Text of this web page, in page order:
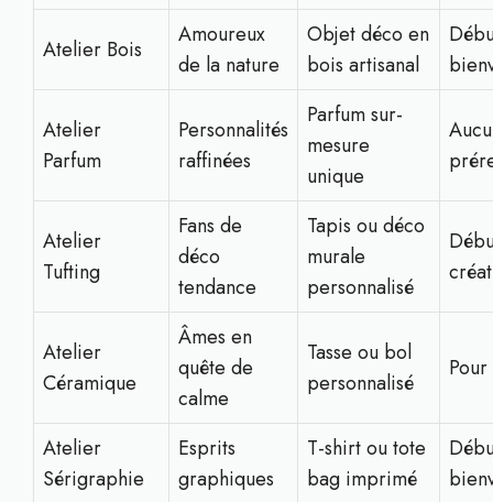
Atelier Bois
Amoureux
de la nature
Objet déco en
bois artisanal
Atelier
Parfum
Personnalités
raffinées
Parfum sur-
mesure
unique
Atelier
Tufting
Fans de
déco
tendance
Tapis ou déco
murale
personnalisé
Atelier
Céramique
Âmes en
quête de
calme
Tasse ou bol
personnalisé
Atelier
Sérigraphie
Esprits
graphiques
T-shirt ou tote
bag imprimé